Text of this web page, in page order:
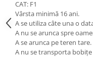
CAT: F1
Vârsta minimă 16 ani.
A se utiliza câte una o
A nu se arunca spre
A se arunca pe teren tare.
A nu se transporta